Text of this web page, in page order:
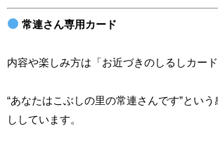
常連さん専用カード
内容や楽しみ方は「お近づきのしるしカード
“あなたはこぶしの里の常連さんです”とい
ししています。